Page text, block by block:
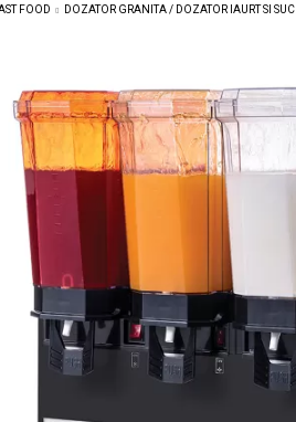
FOOD DOZATOR GRANITA / DOZATOR IAURT SI SUC